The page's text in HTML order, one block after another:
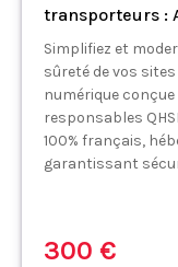
transporteurs :
Simplifiez et
sûreté de vos
numérique
responsables
100% français,
garantissant
300 €